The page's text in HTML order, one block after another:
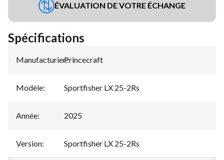
ÉVALUATION DE VOTRE ÉCHANGE
Spécifications
Manufacturier:
Princecraft
Modèle: Sportfisher LX 25-2Rs
Année: 2025
Version: Sportfisher LX 25-2Rs